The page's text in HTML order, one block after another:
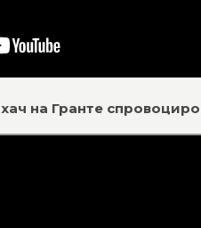
на Гранте